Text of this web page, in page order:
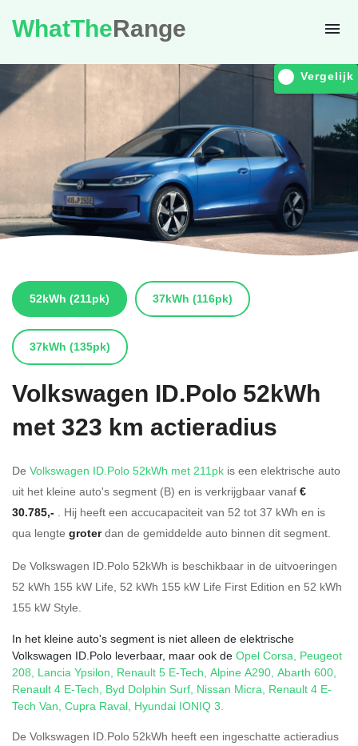
WhatTheRange
Vergelijk
52kWh (211pk) 37kWh (116pk)
37kWh (135pk)
Volkswagen ID.Polo 52kWh
met 323 km actieradius
De Volkswagen ID.Polo 52kWh met 211pk is een elektrische auto
uit het kleine auto's segment (B) en is verkrijgbaar vanaf €
30.785,- . Hij heeft een accucapaciteit van 52 tot 37 kWh en is
qua lengte groterdan de gemiddelde auto binnen dit segment.
De Volkswagen ID.Polo 52kWh is beschikbaar in de uitvoeringen
52 kWh 155 kW Life, 52 kWh 155 kW Life First Edition en 52 kWh
155 kW Style.
In het kleine auto's segment is niet alleen de elektrische
Volkswagen ID.Polo leverbaar, maar ook de Opel Corsa, Peugeot
208, Lancia Ypsilon, Renault 5 E-Tech, Alpine A290, Abarth 600,
Renault 4 E-Tech, Byd Dolphin Surf, Nissan Micra, Renault 4 E-
Tech Van, Cupra Raval, Hyundai IONIQ 3.
De Volkswagen ID.Polo 52kWh heeft een ingeschatte actieradius